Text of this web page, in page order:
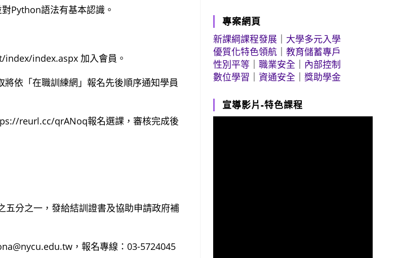
Python語法有基本認識。
index.aspx 加入會員。
依「在職訓練網」報名先後順序通知學員
reurl.cc/qrANoq報名選課，審核完成後
五分之一，發給結訓證書及協助申請政府補
，報名專線：03-5724045
專案網頁
新課綱課程發展
大學多元入學
優質化特色領航 ｜教育儲蓄專戶
性別平等 ｜職業安全
內部控制
數位學習 ｜資通安全 ｜獎助學金
宣導影片-特色課程